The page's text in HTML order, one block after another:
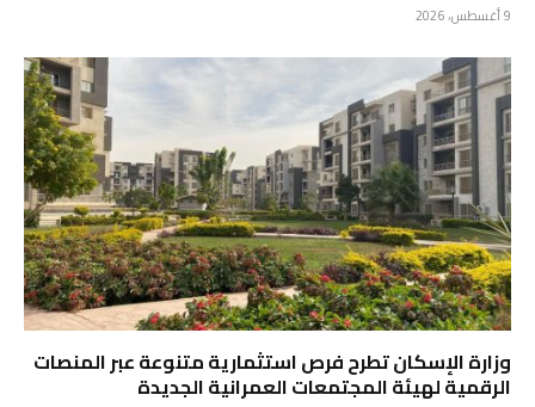
9 أغسطس، 2026
وزارة الإسكان تطرح فرص استثمارية متنوعة عبر المنصات
الرقمية لهيئة المجتمعات العمرانية الجديدة